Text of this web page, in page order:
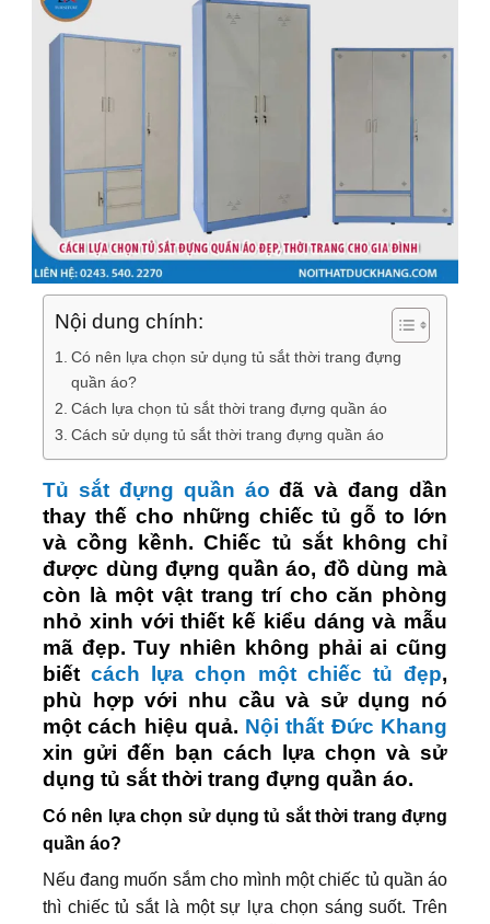
Nội dung chính:
Có nên lựa chọn sử dụng tủ sắt thời trang đựng
quần áo?
Cách lựa chọn tủ sắt thời trang đựng quần áo
Cách sử dụng tủ sắt thời trang đựng quần áo
Tủ sắt đựng quần áo đã và đang dần
thay thế cho những chiếc tủ gỗ to lớn
và cồng kềnh. Chiếc tủ sắt không chỉ
được dùng đựng quần áo, đồ dùng mà
còn là một vật trang trí cho căn phòng
nhỏ xinh với thiết kế kiểu dáng và mẫu
mã đẹp. Tuy nhiên không phải ai cũng
biếtcách lựa chọn một chiếc tủ đẹp,
phù hợp với nhu cầu và sử dụng nó
một cách hiệu quả. Nội thất Đức Khang
xin gửi đến bạn cách lựa chọn và sử
dụng tủ sắt thời trang đựng quần áo.
Có nên lựa chọn sử dụng tủ sắt thời trang đựng
quần áo?
Nếu đang muốn sắm cho mình một chiếc tủ quần áo
thì chiếc tủ sắt là một sự lựa chọn sáng suốt. Trên